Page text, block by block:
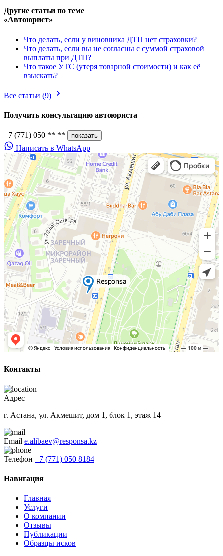
Другие статьи по теме
«Автоюрист»
Что делать, если у виновника ДТП нет страховки?
Что делать, если вы не согласны с суммой страховой
выплаты при ДТП?
Что такое УТС (утеря товарной стоимости) и как её
взыскать?
Все статьи (9)
Получить консультацию автоюриста
+7 (771) 050 ** ** показать
Написать в WhatsApp
Контакты
Адрес
г. Астана, ул. Акмешит, дом 1, блок 1, этаж 14
Email e.alibaev@responsa.kz
Телефон +7 (771) 050 8184
Навигация
Главная
Услуги
О компании
Отзывы
Публикации
Образцы исков